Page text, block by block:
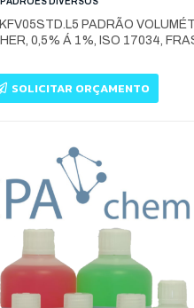
PADRÃO
0,5% Á 1%, ISO 17034,
SOLICITAR ORÇAMENTO